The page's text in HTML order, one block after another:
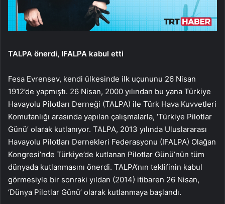
TALPA önerdi, IFALPA kabul etti
Fesa Evrensev, kendi ülkesinde ilk uçununu 26 Nisan
1912’de yapmıştı. 26 Nisan, 2000 yılından bu yana Türkiye
Havayolu Pilotları Derneği (TALPA) ile Türk Hava Kuvvetleri
Komutanlığı arasında yapılan çalışmalarla, ‘Türkiye Pilotlar
Günü’ olarak kutlanıyor. TALPA, 2013 yılında Uluslararası
Havayolu Pilotları Dernekleri Federasyonu (IFALPA) Olağan
Kongresi’nde Türkiye’de kutlanan Pilotlar Günü’nün tüm
dünyada kutlanmasını önerdi. TALPA’nın teklifinin kabul
görmesiyle bir sonraki yıldan (2014) itibaren 26 Nisan,
‘Dünya Pilotlar Günü’ olarak kutlanmaya başlandı.